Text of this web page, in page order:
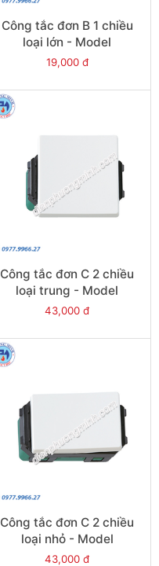
Công tắc đơn B 1 chiều
loại lớn - Model
WEVH5511-7
19,000 đ
Công tắc đơn C 2 chiều
loại trung - Model
WEVH5522
43,000 đ
Công tắc đơn C 2 chiều
loại nhỏ - Model
WEVH5532
43,000 đ